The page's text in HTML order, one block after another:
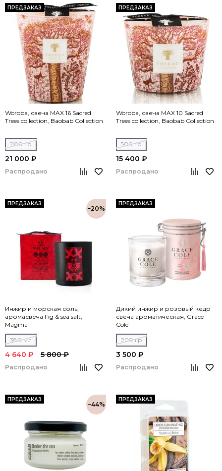
ПРЕДЗАКАЗ
Woroba, свеча MAX 16 Sacred
Trees collection, Baobab Collection
1100 гр
21 000 ₽
Распродано
ПРЕДЗАКАЗ
Woroba, свеча MAX 10 Sacred
Trees collection, Baobab Collection
500 гр
15 400 ₽
Распродано
ПРЕДЗАКАЗ
−20%
Инжир и морская соль,
аромасвеча Fig & sea salt,
Magma
380 мл
4 640 ₽ 5 800 ₽
Распродано
ПРЕДЗАКАЗ
Дикий инжир и розовый кедр
свеча ароматическая, Grace
Cole
200 гр
3 500 ₽
Распродано
ПРЕДЗАКАЗ
−44%
ПРЕДЗАКАЗ